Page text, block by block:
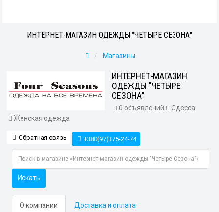
ИНТЕРНЕТ-МАГАЗИН ОДЕЖДЫ "ЧЕТЫРЕ СЕЗОНА"
Магазины
ИНТЕРНЕТ-МАГАЗИН
ОДЕЖДЫ "ЧЕТЫРЕ
СЕЗОНА"
0 объявлений
Одесса
Женская одежда
Обратная связь +380(97)375-24-74
Искать
О компании Доставка и оплата